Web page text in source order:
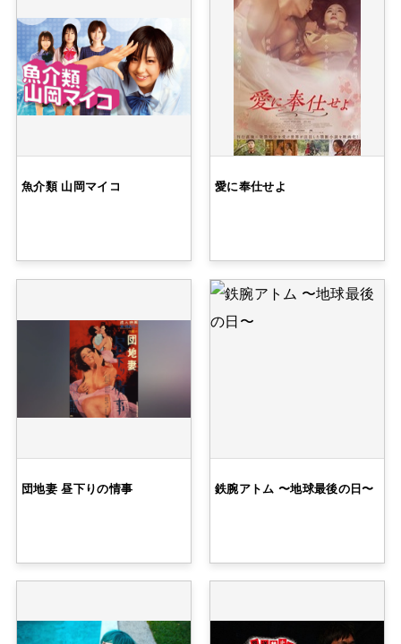
魚介類 山岡マイコ 愛に奉仕せよ
団地妻 昼下りの情事 鉄腕アトム 〜地球最後の日〜